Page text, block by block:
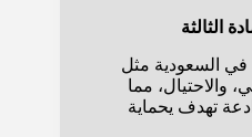
الثالثة
في السعودية مثل
والاحتيال، مما
تهدف يحماية